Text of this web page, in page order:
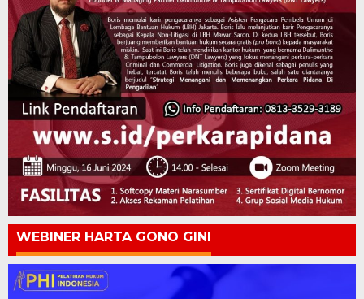
WEBINER HARTA GONO GINI